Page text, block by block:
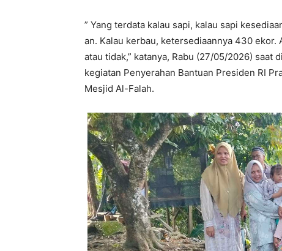
” Yang terdata kalau sapi, kalau sapi
an. Kalau kerbau, ketersediaannya 430
atau tidak,” katanya, Rabu (27/05/2026)
kegiatan Penyerahan Bantuan Presiden RI
Mesjid Al-Falah.